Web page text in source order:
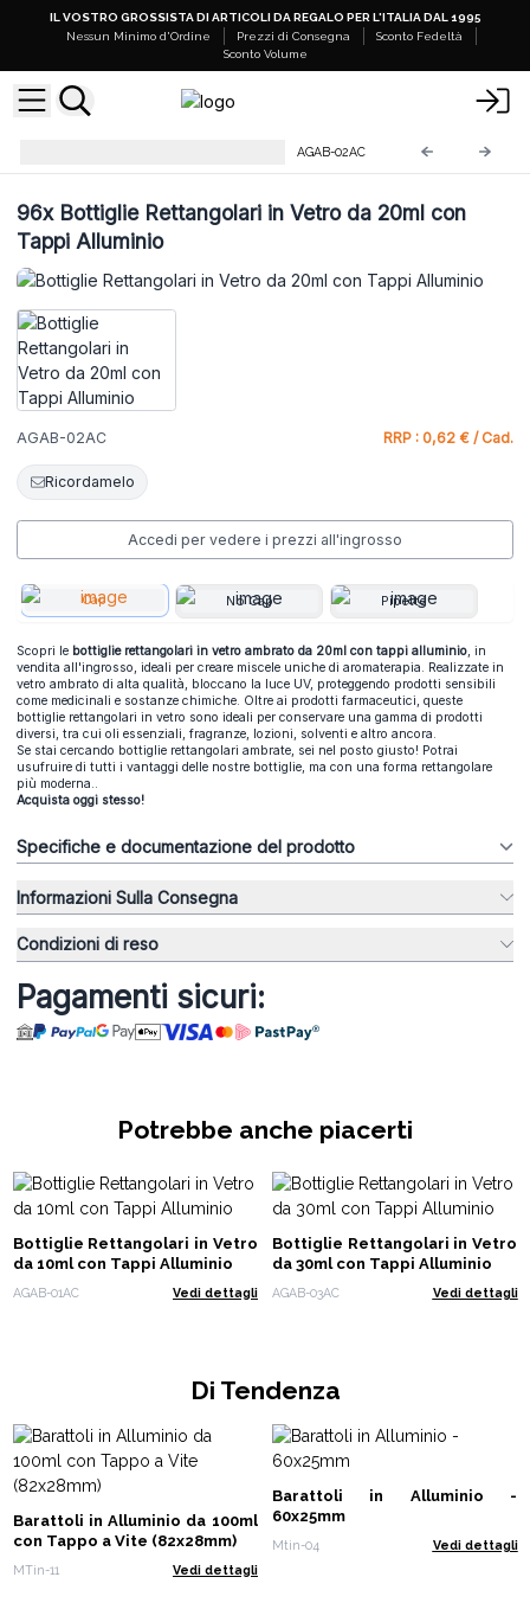
IL VOSTRO GROSSISTA DI ARTICOLI DA REGALO PER L'ITALIA DAL 1995
Nessun Minimo d'Ordine
Prezzi di Consegna
Sconto Fedeltà
Sconto Volume
AGAB-02AC
96xBottiglie Rettangolari in Vetro da 20ml con
Tappi Alluminio
AGAB-02AC RRP : 0,62 € / Cad.
Ricordamelo
Accedi per vedere i prezzi all'ingrosso
Cap No Cap Pipette
Scopri le bottiglie rettangolari in vetro ambrato da 20ml con tappi alluminio , in
vendita all'ingrosso, ideali per creare miscele uniche di aromaterapia. Realizzate in
vetro ambrato di alta qualità, bloccano la luce UV, proteggendo prodotti sensibili
come medicinali e sostanze chimiche. Oltre ai prodotti farmaceutici, queste
bottiglie rettangolari in vetro sono ideali per conservare una gamma di prodotti
diversi, tra cui oli essenziali, fragranze, lozioni, solventi e altro ancora.
Se stai cercando bottiglie rettangolari ambrate, sei nel posto giusto! Potrai
usufruire di tutti i vantaggi delle nostre bottiglie, ma con una forma rettangolare
più moderna..
Acquista oggi stesso!
Specifiche e documentazione del prodotto
Informazioni Sulla Consegna
Condizioni di reso
Pagamenti sicuri:
Potrebbe anche piacerti
Bottiglie Rettangolari in Vetro
da 10ml con Tappi Alluminio
AGAB-01AC Vedi dettagli
Bottiglie Rettangolari in Vetro
da 30ml con Tappi Alluminio
AGAB-03AC Vedi dettagli
Di Tendenza
Barattoli in Alluminio da 100ml
con Tappo a Vite (82x28mm)
MTin-11 Vedi dettagli
Barattoli in Alluminio -
60x25mm
Mtin-04 Vedi dettagli